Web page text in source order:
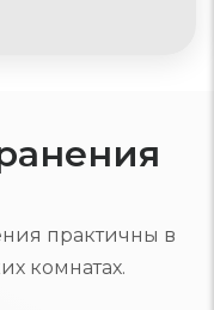
практичны в
комнатах.